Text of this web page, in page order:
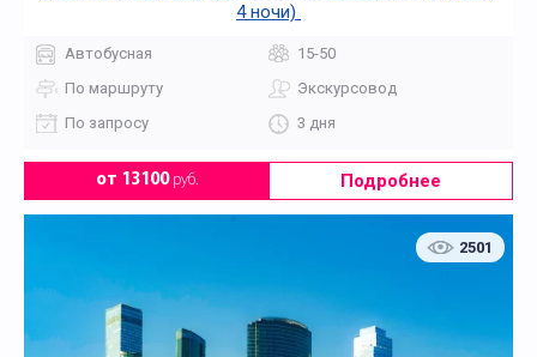
4 ночи)
Автобусная
15-50
По маршруту
Экскурсовод
По запросу
3 дня
от 13100руб. Подробнее
2501